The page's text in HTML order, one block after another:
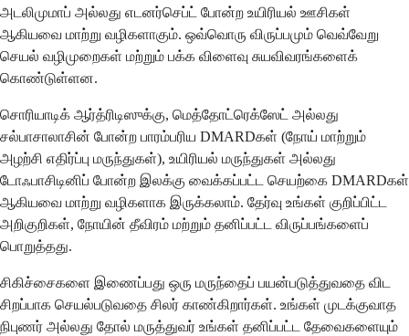
அடலிமுமாப் அல்லது எடனர்செப்ட் போன்ற உயிரியல் ஊசிகள்
ஆகியவை மாற்று வழிகளாகும். ஒவ்வொரு விருப்பமும் வெவ்வேறு
செயல் வழிமுறைகள் மற்றும் பக்க விளைவு சுயவிவரங்களைக்
கொண்டுள்ளன.
சொரியாடிக் ஆர்த்ரிடிஸுக்கு, மெத்தோட்ரெக்ஸேட் அல்லது
சல்பாசாலாசின் போன்ற பாரம்பரிய DMARDகள் (நோய் மாற்றும்
அழற்சி எதிர்ப்பு மருந்துகள்), உயிரியல் மருந்துகள் அல்லது
டோஃபாசிடினிப் போன்ற இலக்கு வைக்கப்பட்ட செயற்கை DMARDகள்
ஆகியவை மாற்று வழிகளாக இருக்கலாம். தேர்வு உங்கள் குறிப்பிட்ட
அறிகுறிகள், நோயின் தீவிரம் மற்றும் தனிப்பட்ட விருப்பங்களைப்
பொறுத்தது.
சிகிச்சைகளை இணைப்பது ஒரு மருந்தைப் பயன்படுத்துவதை விட
சிறப்பாக செயல்படுவதை சிலர் காண்கிறார்கள். உங்கள் முடக்குவாத
நிபுணர் அல்லது தோல் மருத்துவர் உங்கள் தனிப்பட்ட தேவைகளையும்